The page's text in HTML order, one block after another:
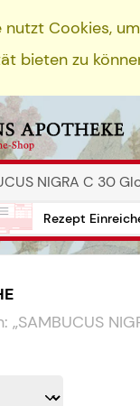
nutzt Cookies,
bieten zu
Rezept
„SAMBUCUS